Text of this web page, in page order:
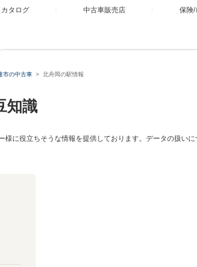
カタログ 中古車販売店 保険/
市の中古車 北舟岡の駅情報
知識
に役立ちそうな情報を提供しております。データの扱い